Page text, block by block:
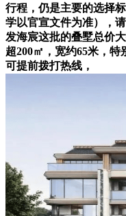
行程，仍是主要的选择
学以官宣文件为准），
发海宸这批的叠墅总价
超200㎡，宽约65米，特
可提前拨打热线，